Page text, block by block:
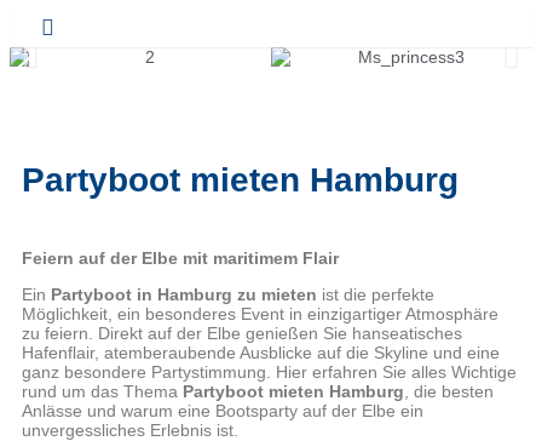
Partyboot mieten Hamburg
Feiern auf der Elbe mit maritimem Flair
Ein Partyboot in Hamburg zu mieten ist die perfekte
Möglichkeit, ein besonderes Event in einzigartiger Atmosphäre
zu feiern. Direkt auf der Elbe genießen Sie hanseatisches
Hafenflair, atemberaubende Ausblicke auf die Skyline und eine
ganz besondere Partystimmung. Hier erfahren Sie alles Wichtige
rund um das Thema Partyboot mieten Hamburg , die besten
Anlässe und warum eine Bootsparty auf der Elbe ein
unvergessliches Erlebnis ist.